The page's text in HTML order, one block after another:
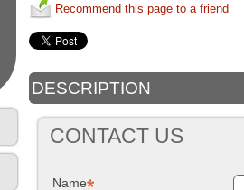
Recommend this page to a friend
DESCRIPTION
CONTACT US
Name